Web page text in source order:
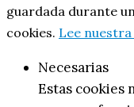
guardada durante
cookies. Lee
Necesarias
Estas cookies